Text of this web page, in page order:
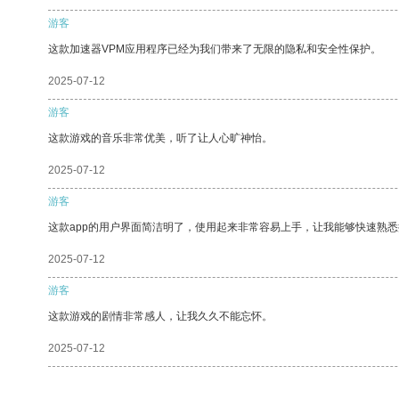
游客
这款加速器VPM应用程序已经为我们带来了无限的隐私和安全性保护。
2025-07-12
游客
这款游戏的音乐非常优美，听了让人心旷神怡。
2025-07-12
游客
这款app的用户界面简洁明了，使用起来非常容易上手，让我能够快速熟
2025-07-12
游客
这款游戏的剧情非常感人，让我久久不能忘怀。
2025-07-12